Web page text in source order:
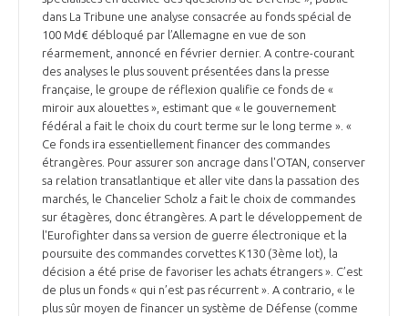
dans La Tribune une analyse consacrée au fonds spécial de
100 Md€ débloqué par l’Allemagne en vue de son
réarmement, annoncé en février dernier. A contre-courant
des analyses le plus souvent présentées dans la presse
française, le groupe de réflexion qualifie ce fonds de «
miroir aux alouettes », estimant que « le gouvernement
fédéral a fait le choix du court terme sur le long terme ». «
Ce fonds ira essentiellement financer des commandes
étrangères. Pour assurer son ancrage dans l'OTAN, conserver
sa relation transatlantique et aller vite dans la passation des
marchés, le Chancelier Scholz a fait le choix de commandes
sur étagères, donc étrangères. A part le développement de
l'Eurofighter dans sa version de guerre électronique et la
poursuite des commandes corvettes K130 (3ème lot), la
décision a été prise de favoriser les achats étrangers ». C’est
de plus un fonds « qui n’est pas récurrent ». A contrario, « le
plus sûr moyen de financer un système de Défense (comme